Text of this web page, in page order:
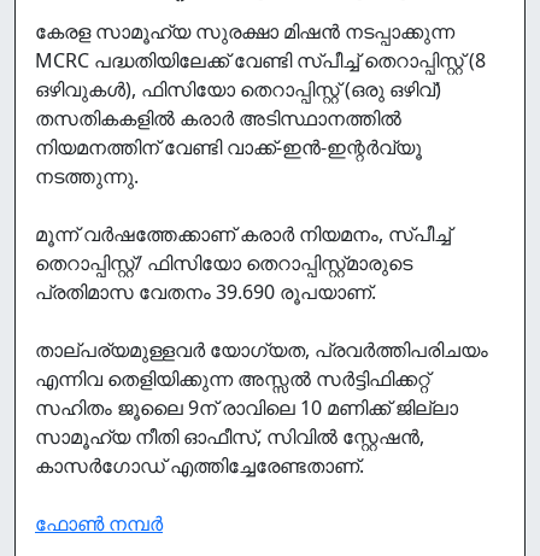
കേരള സാമൂഹ്യ സുരക്ഷാ മിഷൻ നടപ്പാക്കുന്ന
MCRC പദ്ധതിയിലേക്ക് വേണ്ടി സ്പീച്ച് തെറാപ്പിസ്റ്റ് (8
ഒഴിവുകൾ), ഫിസിയോ തെറാപ്പിസ്റ്റ് (ഒരു ഒഴിവ്)
തസതികകളിൽ കരാർ അടിസ്ഥാനത്തിൽ
നിയമനത്തിന് വേണ്ടി വാക്ക്-ഇൻ-ഇന്റർവ്യൂ
നടത്തുന്നു.
മൂന്ന് വർഷത്തേക്കാണ് കരാർ നിയമനം, സ്പീച്ച്
തെറാപ്പിസ്റ്റ്/ ഫിസിയോ തെറാപ്പിസ്റ്റ്മാരുടെ
പ്രതിമാസ വേതനം 39.690 രൂപയാണ്.
താല്പര്യമുള്ളവർ യോഗ്യത, പ്രവർത്തിപരിചയം
എന്നിവ തെളിയിക്കുന്ന അസ്സൽ സർട്ടിഫിക്കറ്റ്
സഹിതം ജൂലൈ 9ന് രാവിലെ 10 മണിക്ക് ജില്ലാ
സാമൂഹ്യ നീതി ഓഫീസ്, സിവിൽ സ്റ്റേഷൻ,
കാസർഗോഡ് എത്തിച്ചേരേണ്ടതാണ്.
ഫോൺ നമ്പർ